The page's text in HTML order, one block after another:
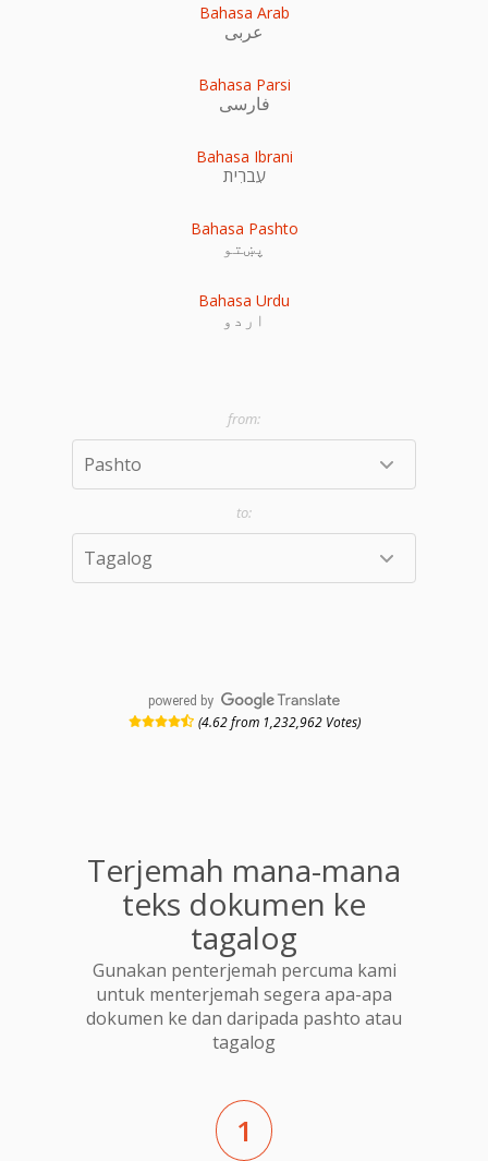
Bahasa Arab
عربى
Bahasa Parsi
فارسی
Bahasa Ibrani
עִברִית
Bahasa Pashto
پښتو
Bahasa Urdu
اردو
powered by
(4.62 from 1,232,962 Votes)
Terjemah mana-mana
teks dokumen ke
tagalog
Gunakan penterjemah percuma kami
untuk menterjemah segera apa-apa
dokumen ke dan daripada pashto atau
tagalog
1